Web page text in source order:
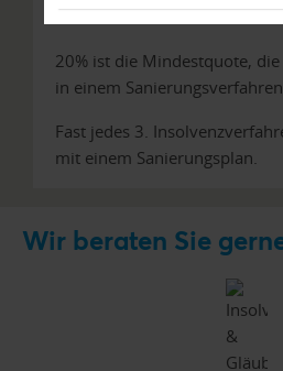
Wussten Sie schon?
20% ist die Mindestquote, die
in einem Sanierungsverfahren
Fast jedes 3.
mit einem Sanierungsplan.
Wir beraten Sie